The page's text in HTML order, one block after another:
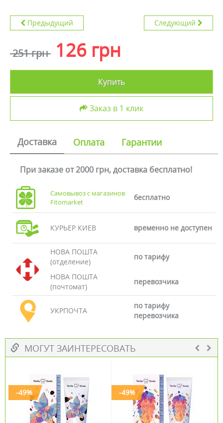
Предыдущий Следующий
251 грн 126 грн
Купить
Заказ в 1 клик
Доставка Оплата Гарантии
При заказе от 2000 грн, доставка бесплатно!
Самовывоз с магазинов
Fitomarket
бесплатно
КУРЬЕР КИЕВ временно не доступен
НОВА ПОШТА
(отделение)
по тарифу
НОВА ПОШТА
(почтомат)
перевозчика
УКРПОЧТА
по тарифу
перевозчика
МОГУТ ЗАИНТЕРЕСОВАТЬ
-49% -49%